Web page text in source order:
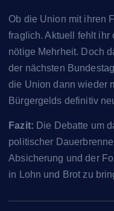
Ob die Union mit ihren
fraglich. Aktuell fehlt
nötige Mehrheit. Doch
der nächsten
die Union dann wieder
Bürgergelds definitiv
Fazit: Die Debatte um
politischer
Absicherung und der
in Lohn und Brot zu